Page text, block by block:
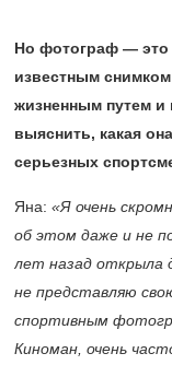
Но фотограф — это
известным
жизненным путем
выяснить, какая
серьезных
Яна: «Я очень
об этом даже и не
лет назад открыла
не представляю
спортивным
Киноман, очень